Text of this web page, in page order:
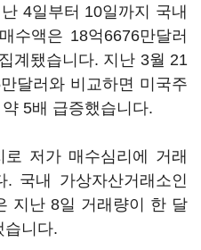
4일부터 10일까지 국내
수액은 18억6676만달러
계됐습니다. 지난 3월 21
달러와 비교하면 미국주
5배 급증했습니다.
저가 매수심리에 거래
. 국내 가상자산거래소인
지난 8일 거래량이 한 달
습니다.